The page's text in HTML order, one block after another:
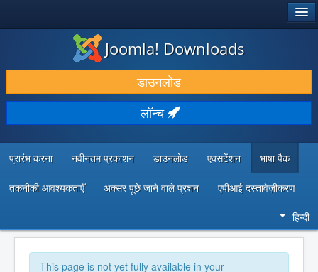
डाउनलोड करें और बढ़ाएं
खोजें और जानें
सामुदायिक समर्थन
डेवलपर संसाधन
Joomla! Downloads
डाउनलोड
लॉन्च
प्रारंभ करना नवीनतम प्रकाशन डाउनलोड एक्सटेंशन भाषा पैक
तकनीकी आवश्यकताएँ अक्सर पूछे जाने वाले प्रशन एपीआई दस्तावेज़ीकरण
हिन्दी
This page is not yet fully available in your